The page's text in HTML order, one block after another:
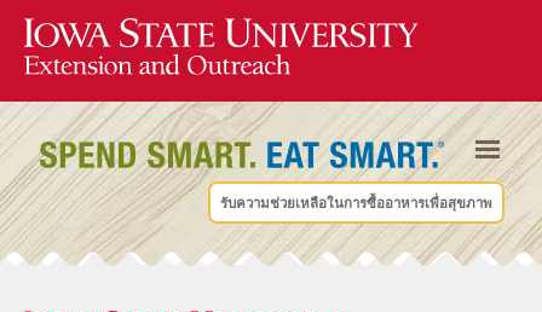
รับความช่วยเหลือในการซื้ออาหารเพื่อสุขภาพ